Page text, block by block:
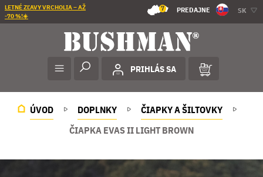
LETNÉ ZĽAVY VRCHOLIA – AŽ
-70 %!☀️
7 PREDAJNE SK
PRIHLÁS SA
ÚVOD DOPLNKY
ČIAPKY A ŠILTOVKY
ČIAPKA EVAS II LIGHT BROWN